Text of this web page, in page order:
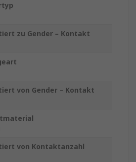
zu Gender – Kontakt
von Gender – Kontakt
von Kontaktanzahl